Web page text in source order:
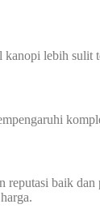
kanopi lebih sulit
reputasi baik